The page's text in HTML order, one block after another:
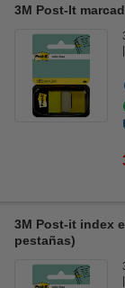
3M Post-It
3M Post-it index
pestañas)